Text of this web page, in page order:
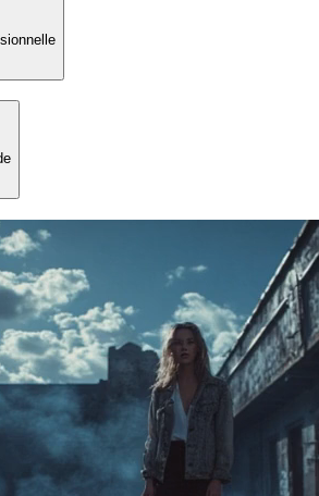
outils basiques, avec des résultats vidéo
les meilleures plateformes.